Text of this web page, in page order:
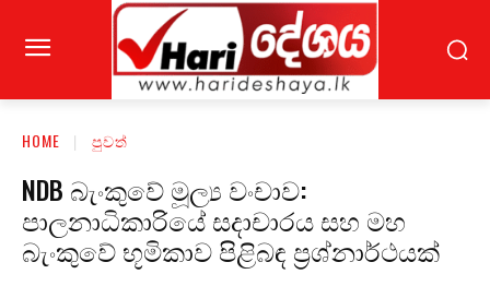
HOME පුවත්
NDB බැංකුවේ මූල්‍ය වංචාව:
පාලනාධිකාරියේ සදාචාරය සහ මහ
බැංකුවේ භූමිකාව පිළිබඳ ප්‍රශ්නාර්ථයක්